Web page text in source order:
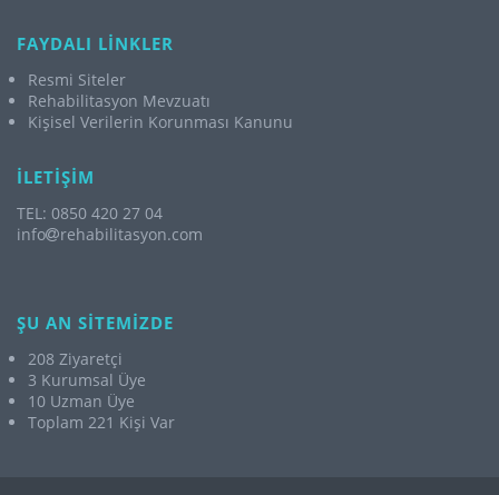
FAYDALI LİNKLER
Resmi Siteler
Rehabilitasyon Mevzuatı
Kişisel Verilerin Korunması Kanunu
İLETİŞİM
TEL: 0850 420 27 04
info
rehabilitasyon.com
ŞU AN SİTEMİZDE
208 Ziyaretçi
3 Kurumsal Üye
10 Uzman Üye
Toplam 221 Kişi Var